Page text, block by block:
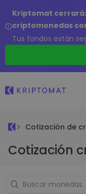
Kriptomat
criptomonedas
Tus fondos están
Cotización de
Cotización